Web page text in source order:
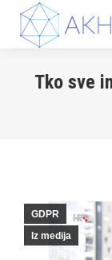
Tko sve
GDPR
Iz medija